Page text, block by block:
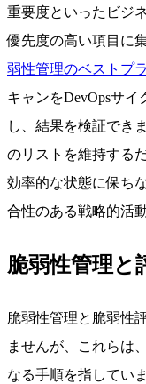
重要度といったビジ
優先度の高い項目に
弱性管理のベストプ
キャンをDevOpsサ
し、結果を検証でき
のリストを維持する
効率的な状態に保ち
合性のある戦略的活
脆弱性管理と
脆弱性管理と脆弱性
ませんが、これらは
なる手順を指してい